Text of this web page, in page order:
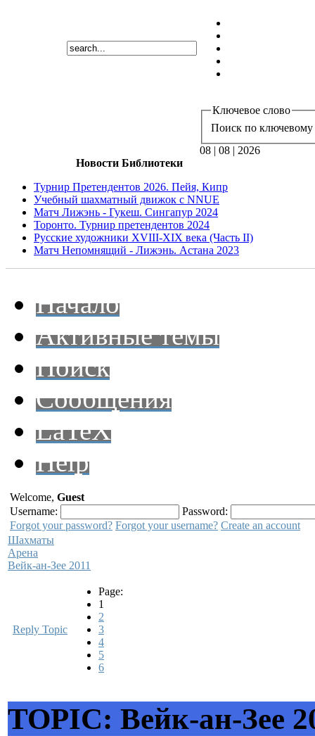
Ключевое слово
Поиск по ключевому
08 | 08 | 2026
Новости Библиотеки
Турнир Претендентов 2026. Пейя, Кипр
Учебный шахматный движок с NNUE
Матч Лижэнь - Гукеш. Сингапур 2024
Торонто. Турнир претендентов 2024
Русские художники XVIII-XIX века (Часть II)
Матч Непомнящий - Лижэнь. Астана 2023
Начало
Активные темы
Поиск
Сообщения
LaTeX
Help
Welcome, Guest
Username:
Password:
Forgot your password? Forgot your username? Create an account
Шахматы
Арена
Вейк-ан-Зее 2011
Reply Topic
Page:
1
2
3
4
5
6
TOPIC: Вейк-ан-Зее